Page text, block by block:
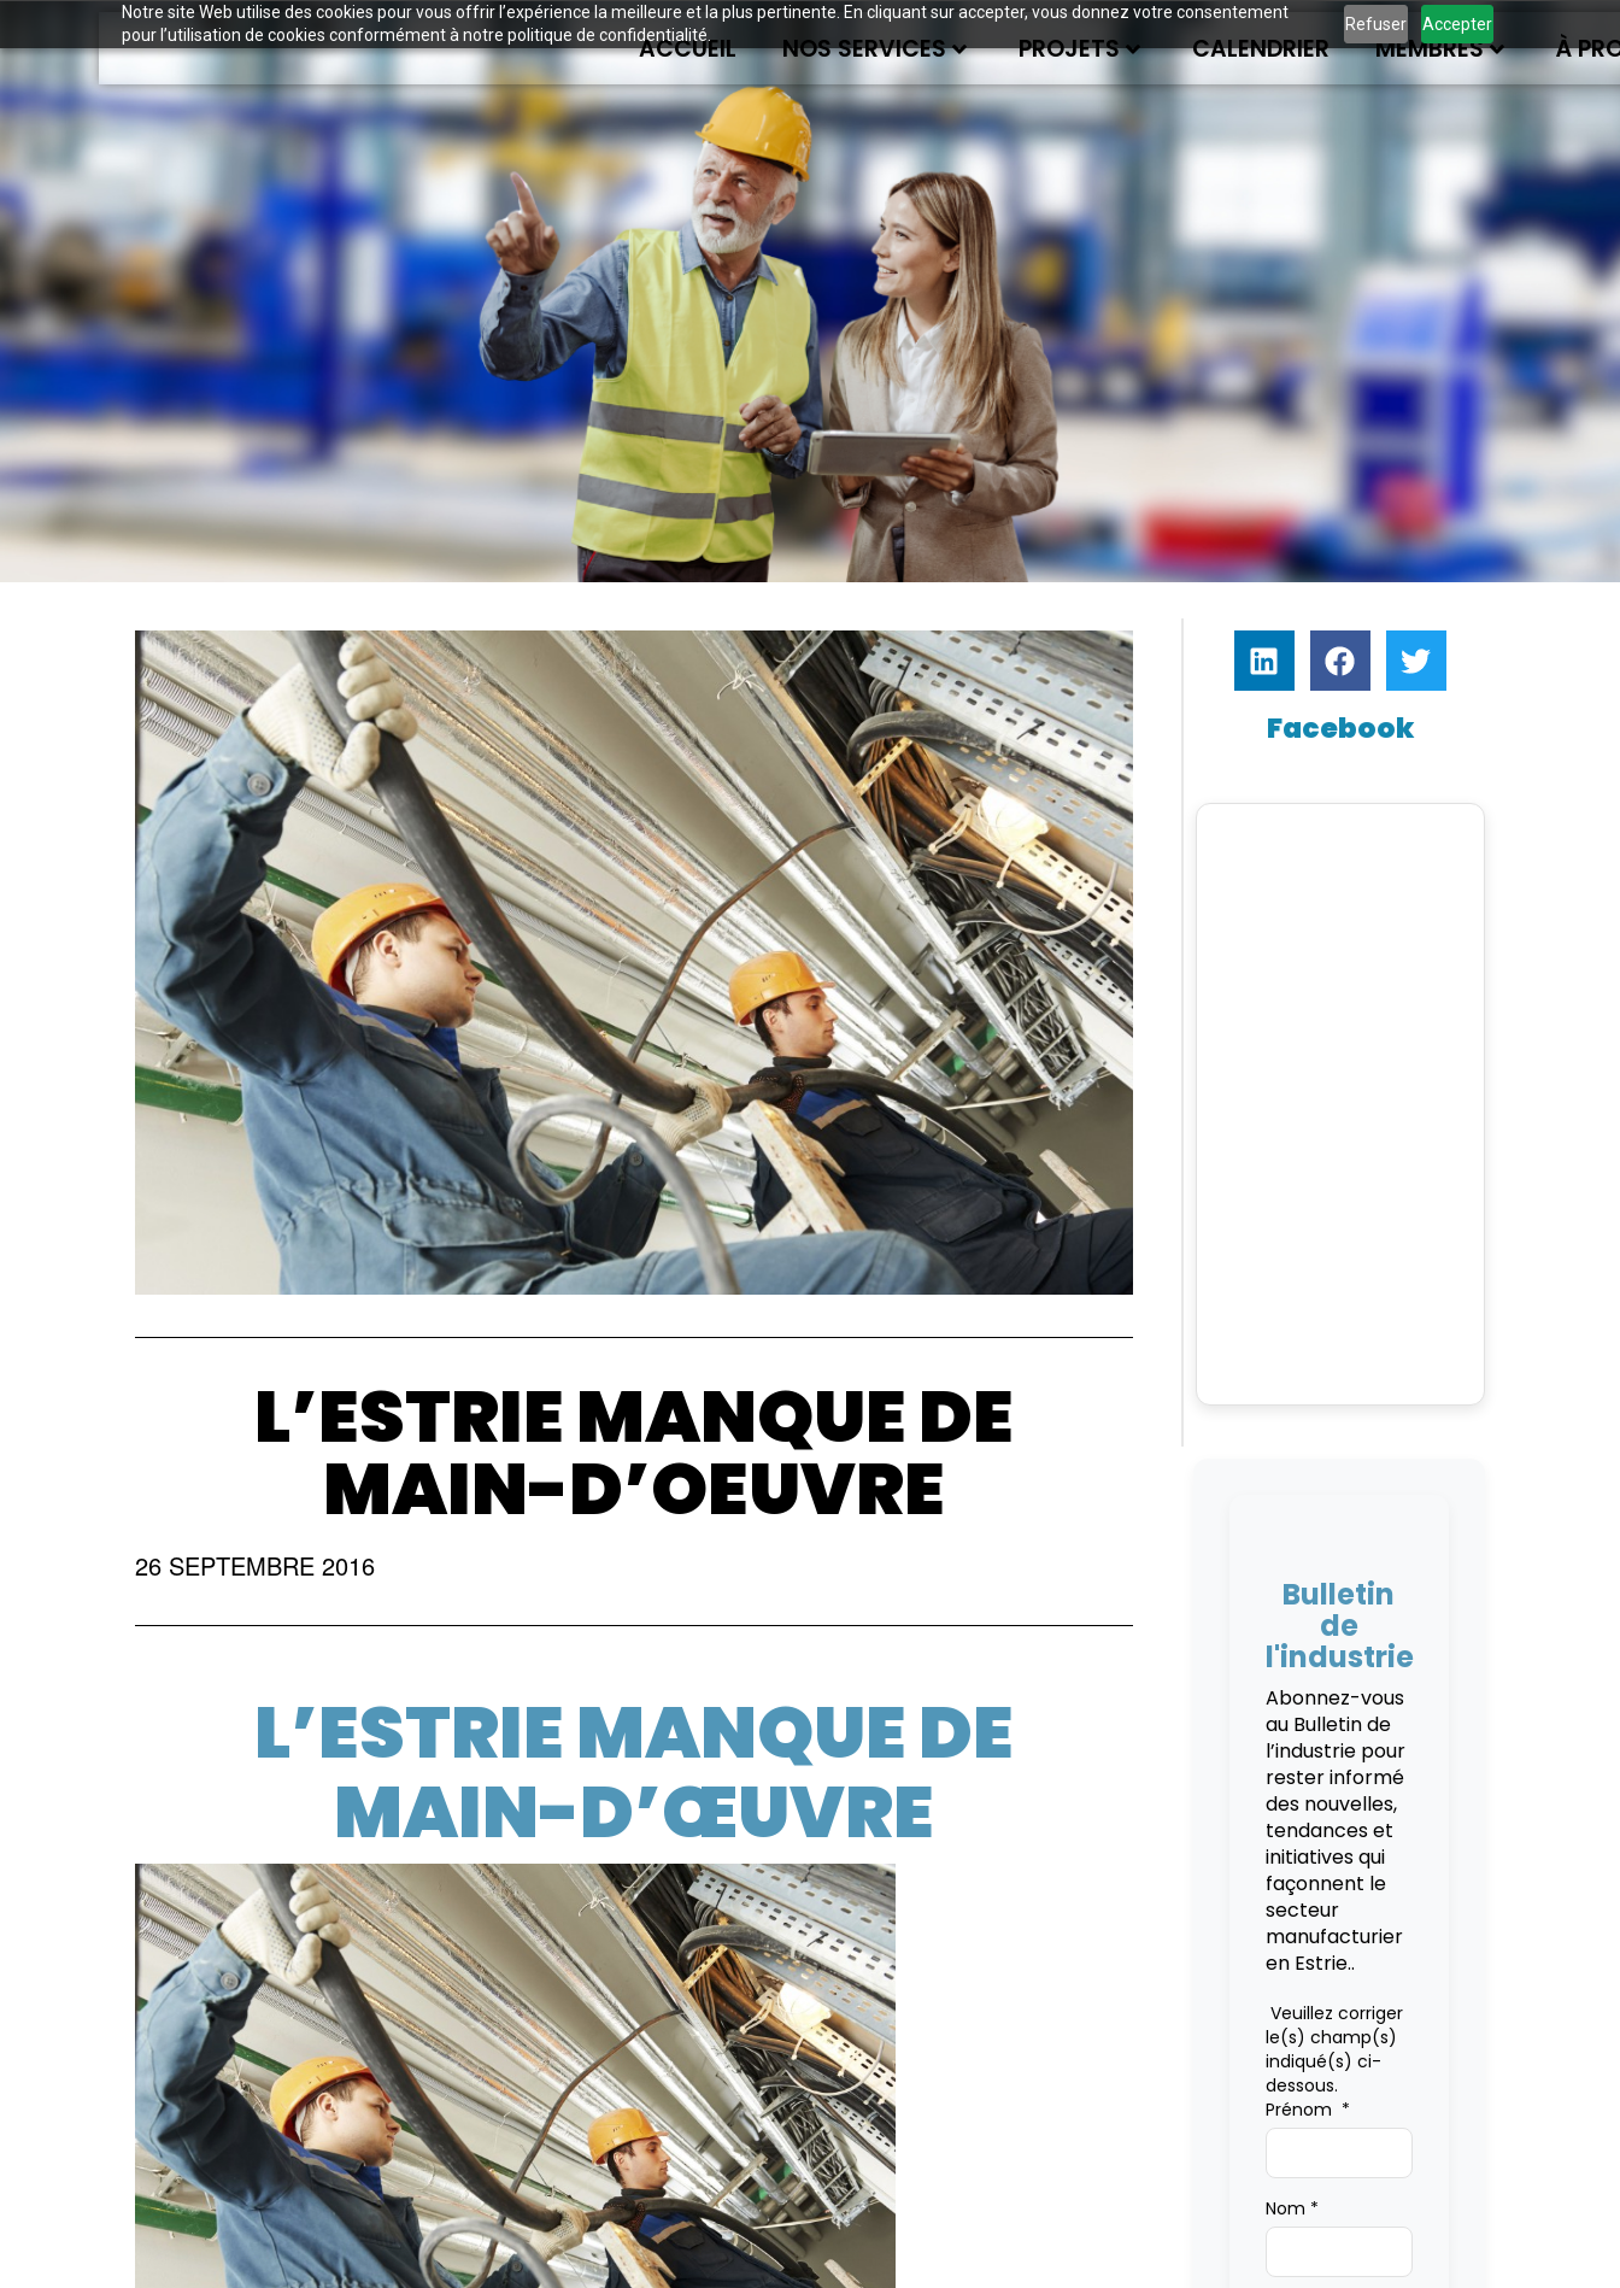
Notre site Web utilise des cookies pour vous offrir l’expérience la meilleure et la plus pertinente. En cliquant sur accepter, vous donnez votre consentement
pour l’utilisation de cookies conformément à notre politique de confidentialité.
Refuser Accepter
ACCUEIL NOS SERVICES PROJETS CALENDRIER MEMBRES À
L’ESTRIE MANQUE DE
MAIN-D’OEUVRE
26 SEPTEMBRE 2016
L’ESTRIE MANQUE DE
MAIN-D’ŒUVRE
Facebook
Bulletin
de
l'industrie
Abonnez-vous
au Bulletin de
l’industrie pour
rester informé
des nouvelles,
tendances et
initiatives qui
façonnent le
secteur
manufacturier
en Estrie..
Veuillez corriger
le(s) champ(s)
indiqué(s) ci-
dessous.
Prénom *
Nom *